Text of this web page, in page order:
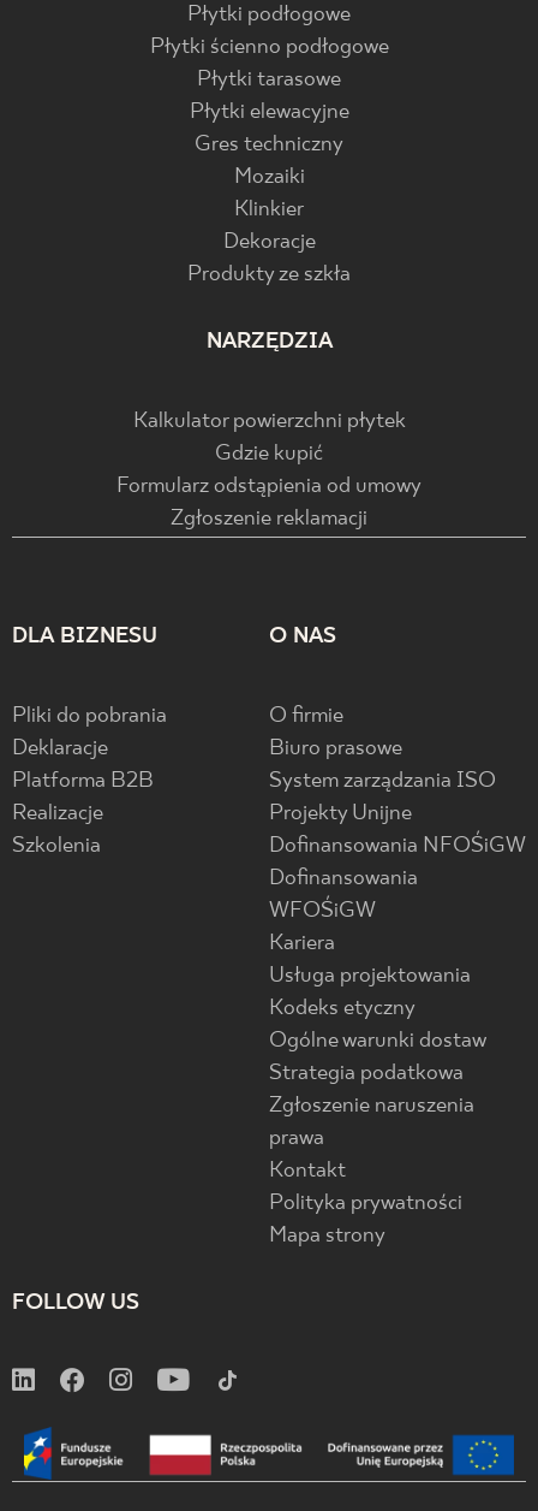
Płytki podłogowe
Płytki ścienno podłogowe
Płytki tarasowe
Płytki elewacyjne
Gres techniczny
Mozaiki
Klinkier
Dekoracje
Produkty ze szkła
NARZĘDZIA
Kalkulator powierzchni płytek
Gdzie kupić
Formularz odstąpienia od umowy
Zgłoszenie reklamacji
DLA BIZNESU
Pliki do pobrania
Deklaracje
Platforma B2B
Realizacje
Szkolenia
O NAS
O firmie
Biuro prasowe
System zarządzania ISO
Projekty Unijne
Dofinansowania NFOŚiGW
Dofinansowania
WFOŚiGW
Kariera
Usługa projektowania
Kodeks etyczny
Ogólne warunki dostaw
Strategia podatkowa
Zgłoszenie naruszenia
prawa
Kontakt
Polityka prywatności
Mapa strony
FOLLOW US